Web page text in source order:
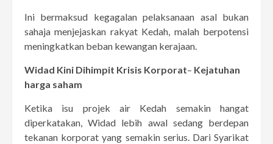
Ini bermaksud kegagalan pelaksanaan asal bukan
sahaja menjejaskan rakyat Kedah, malah berpotensi
meningkatkan beban kewangan kerajaan.
Widad Kini Dihimpit Krisis Korporat– Kejatuhan
harga saham
Ketika isu projek air Kedah semakin hangat
diperkatakan, Widad lebih awal sedang berdepan
tekanan korporat yang semakin serius. Dari Syarikat